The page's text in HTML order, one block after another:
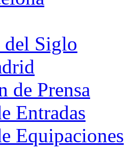
del Siglo
de Prensa
Entradas
Equipaciones